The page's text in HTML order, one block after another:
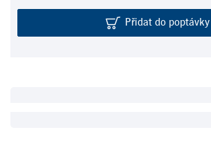
Přidat do poptávky